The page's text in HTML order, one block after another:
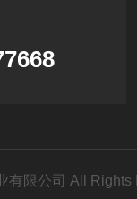
有限公司 All